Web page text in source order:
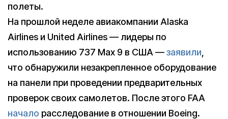
полеты.
На прошлой неделе авиакомпании Alaska
Airlines и United Airlines — лидеры по
использованию 737 Max 9 в США —заявили
что обнаружили незакрепленное оборудование
на панели при проведении предварительных
проверок своих самолетов. После этого FAA
начало расследование в отношении Boeing.